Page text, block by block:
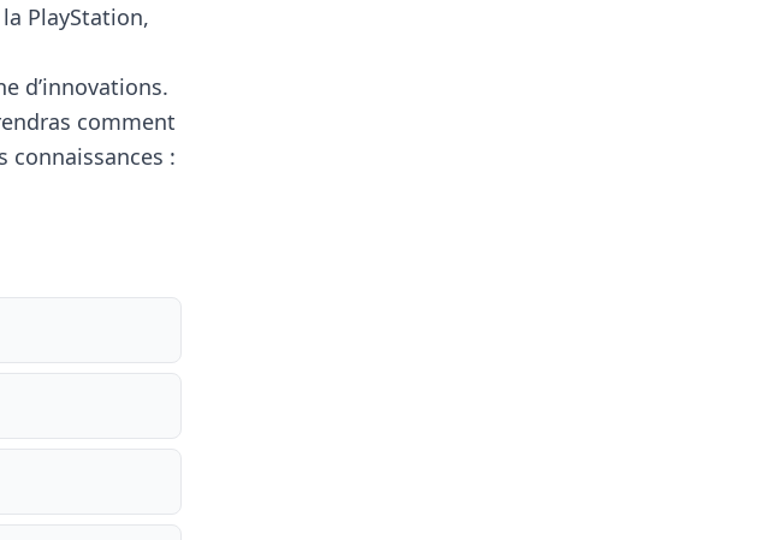
PlayStation,
d’innovations.
comment
connaissances :